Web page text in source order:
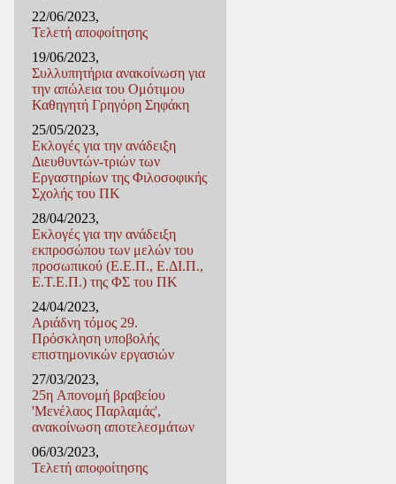
22/06/2023,
Τελετή αποφοίτησης
19/06/2023,
Συλλυπητήρια ανακοίνωση για
την απώλεια του Ομότιμου
Καθηγητή Γρηγόρη Σηφάκη
25/05/2023,
Εκλογές για την ανάδειξη
Διευθυντών-τριών των
Εργαστηρίων της Φιλοσοφικής
Σχολής του ΠΚ
28/04/2023,
Εκλογές για την ανάδειξη
εκπροσώπου των μελών του
προσωπικού (Ε.Ε.Π., Ε.ΔΙ.Π.,
Ε.Τ.Ε.Π.) της ΦΣ του ΠΚ
24/04/2023,
Αριάδνη τόμος 29.
Πρόσκληση υποβολής
επιστημονικών εργασιών
27/03/2023,
25η Απονομή βραβείου
'Μενέλαος Παρλαμάς',
ανακοίνωση αποτελεσμάτων
06/03/2023,
Τελετή αποφοίτησης